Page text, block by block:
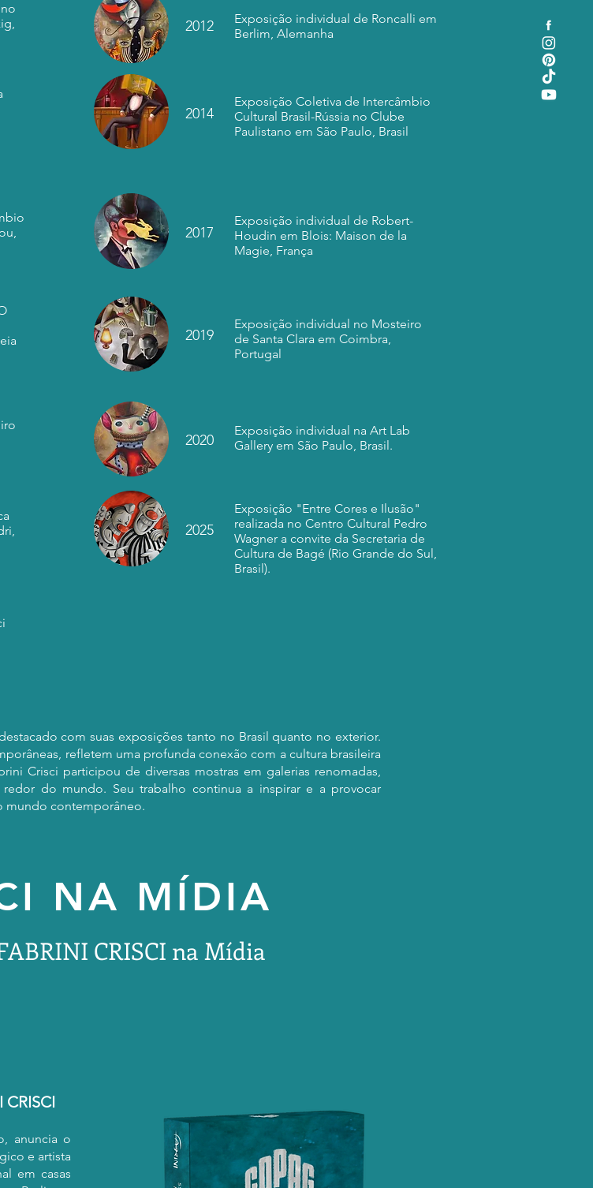
2012
Exposição individual de Roncalli em
Berlim, Alemanha
2014
Exposição Coletiva de Intercâmbio
Cultural Brasil-Rússia no Clube
Paulistano em São Paulo, Brasil
2017
Exposição individual de Robert-
Houdin em Blois: Maison de la
Magie, França
2019
Exposição individual no Mosteiro
de Santa Clara em Coimbra,
Portugal
2020
Exposição individual na Art Lab
Gallery em São Paulo, Brasil.
2025
Exposição "Entre Cores e Ilusão"
realizada no Centro Cultural Pedro
Wagner a convite da Secretaria de
Cultura de Bagé (Rio Grande do Sul,
Brasil).
com suas exposições tanto no Brasil quanto no exterior.
refletem uma profunda conexão com a cultura brasileira
Crisci participou de diversas mostras em galerias renomadas,
do mundo. Seu trabalho continua a inspirar e a provocar
mundo contemporâneo.​​
NA MÍDIA
CRISCI na Mídia
anuncia o
e artista
em casas